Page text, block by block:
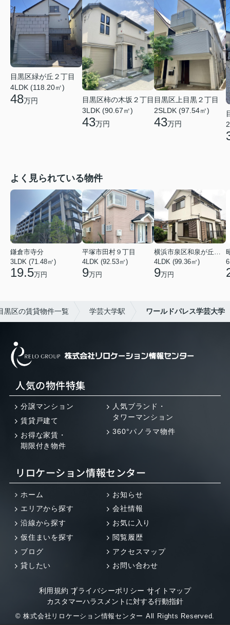
目黒区緑が丘２丁目
4LDK (118.20㎡)
48万円
目黒区柿の木坂２丁目
3LDK (90.67㎡)
43万円
目黒区上目黒２丁目
2SLDK (97.54㎡)
43万円
よく見られている物件
鎌倉市寺分
3LDK (71.48㎡)
19.5万円
平塚市田村９丁目
4LDK (92.53㎡)
9万円
横浜市泉区和泉が丘３丁目
4LDK (99.36㎡)
9万円
黒区の賃貸物件一覧 学芸大学駅 ワールドパレス学芸大学
人気の物件特集
分譲マンション
賃貸戸建て
お得な家賃・
期限付き物件
人気ブランド・
タワーマンション
360°パノラマ物件
リロケーション情報センター
ホーム
エリアから探す
沿線から探す
仮住まいを探す
ブログ
貸したい
お知らせ
会社情報
お気に入り
閲覧履歴
アクセスマップ
お問い合わせ
利用規約 プライバシーポリシー サイトマップ
カスタマーハラスメントに対する行動指針
© 株式会社リロケーション情報センター All Rights Reserved.